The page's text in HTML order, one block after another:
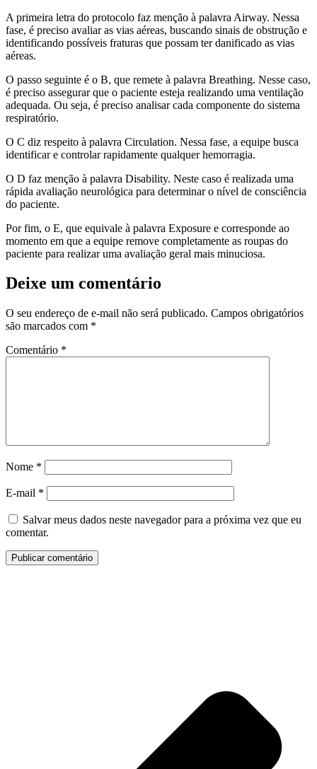
A primeira letra do protocolo faz menção à palavra Airway. Nessa
fase, é preciso avaliar as vias aéreas, buscando sinais de obstrução e
identificando possíveis fraturas que possam ter danificado as vias
aéreas.
O passo seguinte é o B, que remete à palavra Breathing. Nesse caso,
é preciso assegurar que o paciente esteja realizando uma ventilação
adequada. Ou seja, é preciso analisar cada componente do sistema
respiratório.
O C diz respeito à palavra Circulation. Nessa fase, a equipe busca
identificar e controlar rapidamente qualquer hemorragia.
O D faz menção à palavra Disability. Neste caso é realizada uma
rápida avaliação neurológica para determinar o nível de consciência
do paciente.
Por fim, o E, que equivale à palavra Exposure e corresponde ao
momento em que a equipe remove completamente as roupas do
paciente para realizar uma avaliação geral mais minuciosa.
Deixe um comentário
O seu endereço de e-mail não será publicado. Campos obrigatórios
são marcados com *
Comentário *
Nome *
E-mail *
Salvar meus dados neste navegador para a próxima vez que eu
comentar.